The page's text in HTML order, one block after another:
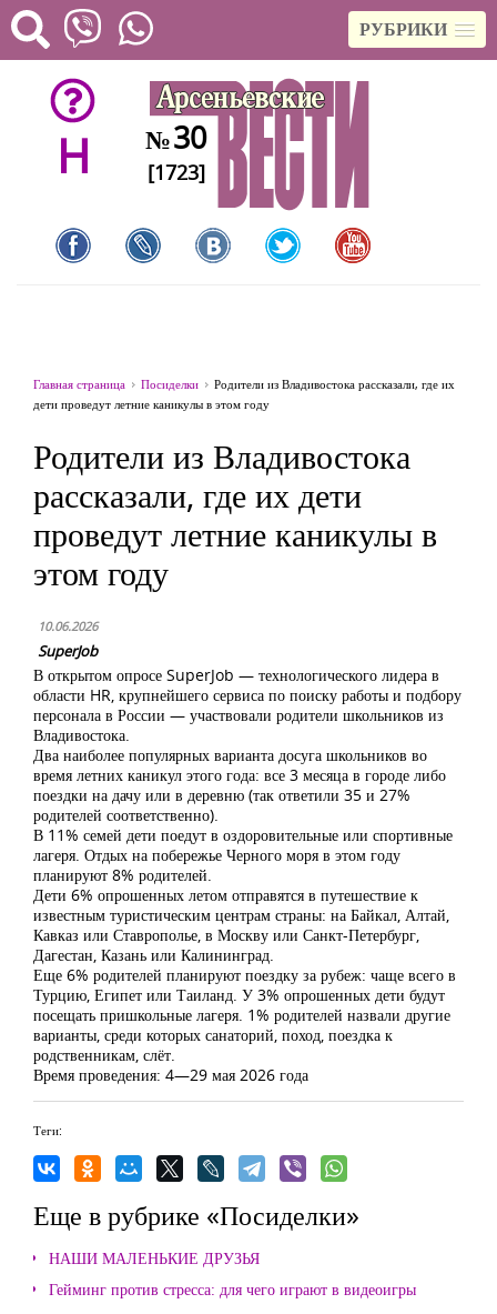
РУБРИКИ
H №30
[1723]
Главная страница Посиделки
Родители из Владивостока рассказали, где их
дети проведут летние каникулы в этом году
Родители из Владивостока
рассказали, где их дети
проведут летние каникулы в
этом году
10.06.2026
SuperJob
В открытом опросе SuperJob — технологического лидера в
области HR, крупнейшего сервиса по поиску работы и подбору
персонала в России — участвовали родители школьников из
Владивостока.
Два наиболее популярных варианта досуга школьников во
время летних каникул этого года: все 3 месяца в городе либо
поездки на дачу или в деревню (так ответили 35 и 27%
родителей соответственно).
В 11% семей дети поедут в оздоровительные или спортивные
лагеря. Отдых на побережье Черного моря в этом году
планируют 8% родителей.
Дети 6% опрошенных летом отправятся в путешествие к
известным туристическим центрам страны: на Байкал, Алтай,
Кавказ или Ставрополье, в Москву или Санкт-Петербург,
Дагестан, Казань или Калининград.
Еще 6% родителей планируют поездку за рубеж: чаще всего в
Турцию, Египет или Таиланд. У 3% опрошенных дети будут
посещать пришкольные лагеря. 1% родителей назвали другие
варианты, среди которых санаторий, поход, поездка к
родственникам, слёт.
Время проведения: 4—29 мая 2026 года
Теги:
Еще в рубрике «Посиделки»
НАШИ МАЛЕНЬКИЕ ДРУЗЬЯ
Гейминг против стресса: для чего играют в видеоигры